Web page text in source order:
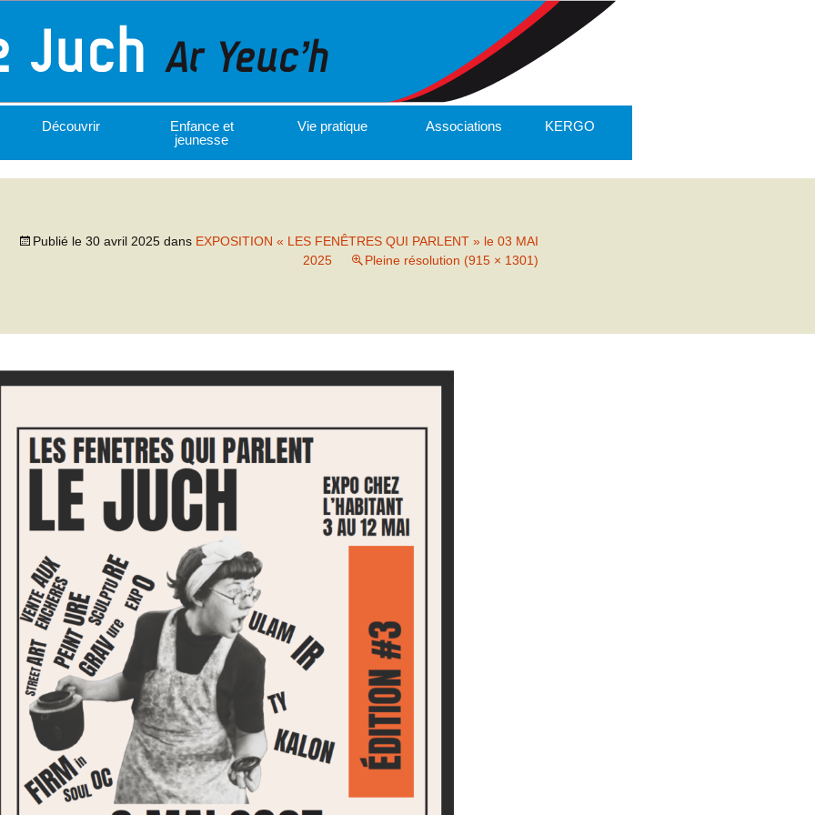
Découvrir
Enfance et
jeunesse
Vie pratique Associations KERGO
Publié le 30 avril 2025 dans EXPOSITION « LES FENÊTRES QUI PARLENT » le 03 MAI
2025
Pleine résolution (915 × 1301)